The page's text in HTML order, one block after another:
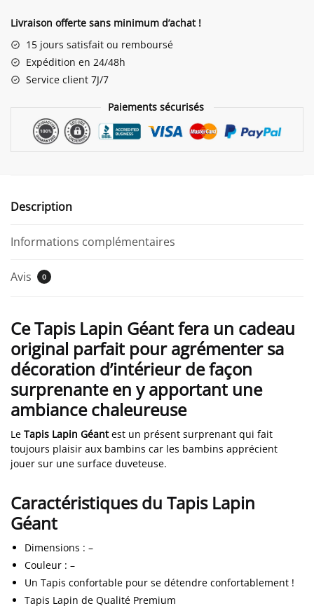
Lapin
Livraison offerte sans minimum d’achat !
15 jours satisfait ou remboursé
Expédition en 24/48h
Service client 7J/7
Paiements sécurisés
Description
Informations complémentaires
Avis 0
Ce Tapis Lapin Géant fera un cadeau
original parfait pour agrémenter sa
décoration d’intérieur de façon
surprenante en y apportant une
ambiance chaleureuse
Le Tapis Lapin Géantest un présent surprenant qui fait
toujours plaisir aux bambins car les bambins apprécient
jouer sur une surface duveteuse.
Caractéristiques du Tapis Lapin
Géant
Dimensions : –
Couleur : –
Un Tapis confortable pour se détendre confortablement !
Tapis Lapin de Qualité Premium